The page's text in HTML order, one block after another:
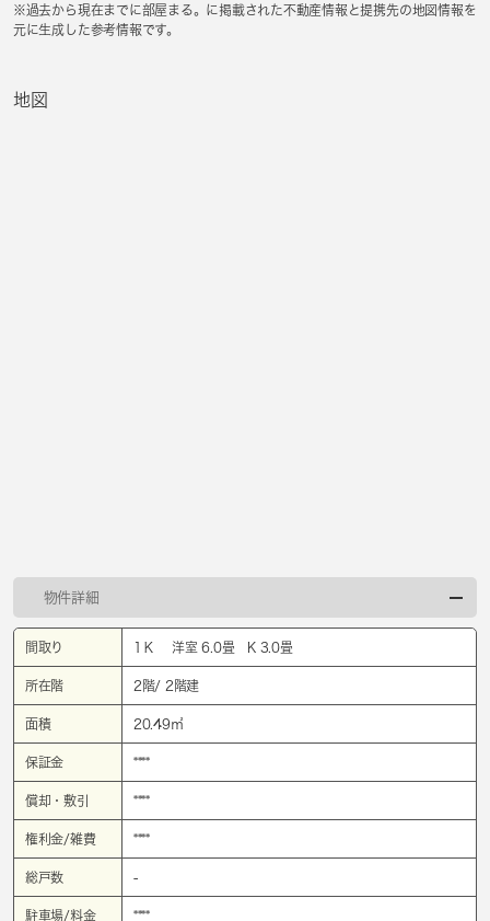
※過去から現在までに部屋まる。に掲載された不動産情報と提携先の地図情報を
元に生成した参考情報です。
地図
物件詳細
間取り 1Ｋ 洋室 6.0畳 K 3.0畳
所在階 2階/ 2階建
面積 20.49㎡
保証金 ****
償却・敷引 ****
権利金/雑費 ****
総戸数 -
駐車場/料金 ****